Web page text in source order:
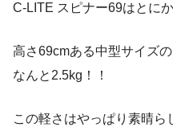
C-LITE スピナー69はとに
高さ69cmある中型サイズ
なんと2.5kg！！
この軽さはやっぱり素晴ら